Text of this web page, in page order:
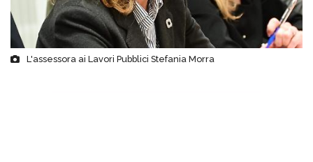
L'assessora ai Lavori Pubblici Stefania Morra